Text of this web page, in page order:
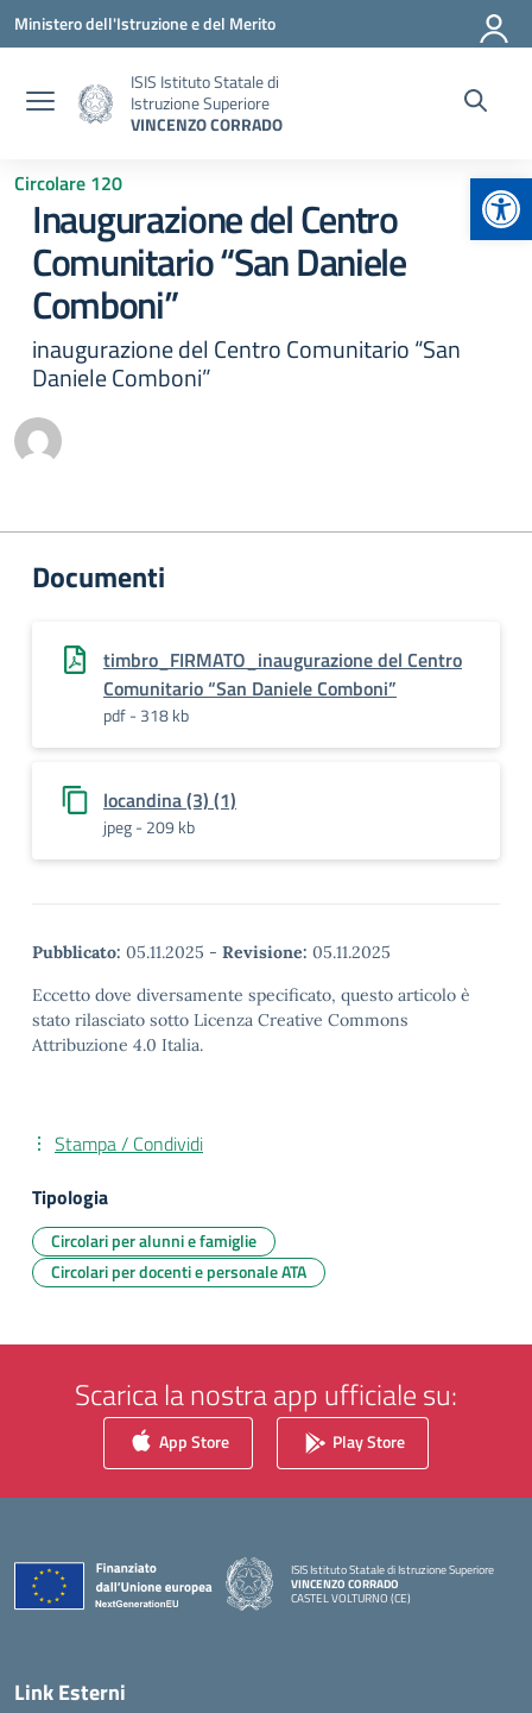
Vai ai contenuti
Vai al menu di navigazione
Vai al footer
Ministero dell'Istruzione e del Merito
ISIS Istituto Statale di
Istruzione Superiore
VINCENZO CORRADO
Circolare 120
Inaugurazione del Centro
Comunitario “San Daniele
Comboni”
inaugurazione del Centro Comunitario “San
Daniele Comboni”
Documenti
timbro_FIRMATO_inaugurazione del Centro
Comunitario “San Daniele Comboni”
pdf - 318 kb
locandina (3) (1)
jpeg - 209 kb
Pubblicato: 05.11.2025 - Revisione: 05.11.2025
Eccetto dove diversamente specificato, questo articolo è
stato rilasciato sotto Licenza Creative Commons
Attribuzione 4.0 Italia.
Stampa / Condividi
Tipologia
Circolari per alunni e famiglie
Circolari per docenti e personale ATA
Scarica la nostra app ufficiale su:
App Store Play Store
ISIS Istituto Statale di Istruzione Superiore
VINCENZO CORRADO
CASTEL VOLTURNO (CE)
Link Esterni